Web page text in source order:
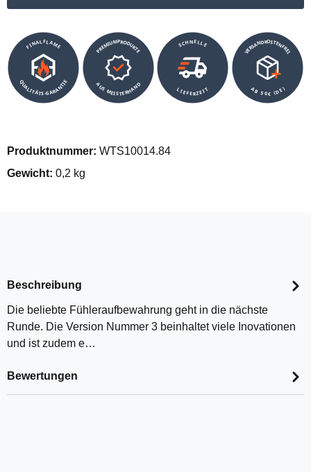
FINALFLAME
QUALITÄTS-GARANTIE
PREMIUMPRODUKTE
AUS MEISTERHAND
SCHNELLE
LIEFERZEIT
VERSANDKOSTENFREI
AB 50€ (DE)
Produktnummer: WTS10014.84
Gewicht: 0,2 kg
Beschreibung
Die beliebte Fühleraufbewahrung geht in die nächste
Runde. Die Version Nummer 3 beinhaltet viele Inovationen
und ist zudem e…
Bewertungen